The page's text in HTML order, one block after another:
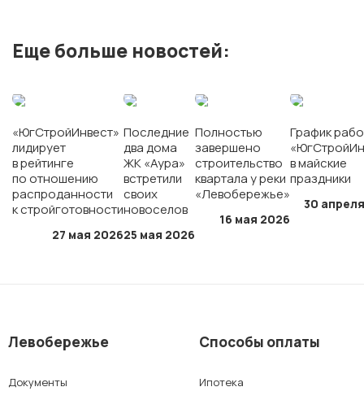
Еще больше новостей:
«ЮгСтройИнвест»
лидирует
в рейтинге
по отношению
распроданности
к стройготовности
27 мая 2026
Последние
два дома
ЖК «Аура»
встретили
своих
новоселов
25 мая 2026
Полностью
завершено
строительство
квартала у реки
«Левобережье»
16 мая 2026
График
в майские
праздники
30
Левобережье
Документы
Способы оплаты
Ипотека